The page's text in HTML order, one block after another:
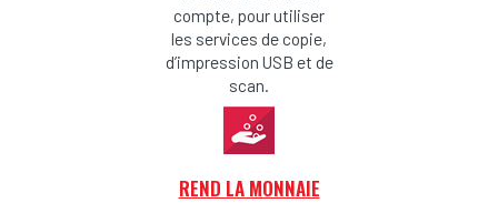
compte, pour utiliser
les services de copie,
d’impression USB et de
scan.
REND LA MONNAIE